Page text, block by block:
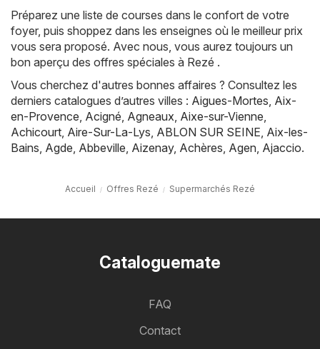
Préparez une liste de courses dans le confort de votre
foyer, puis shoppez dans les enseignes où le meilleur prix
vous sera proposé. Avec nous, vous aurez toujours un
bon aperçu des offres spéciales à Rezé .
Vous cherchez d'autres bonnes affaires ? Consultez les
derniers catalogues d’autres villes : Aigues-Mortes Aix-
en-Provence Acigné Agneaux Aixe-sur-Vienne
Achicourt Aire-Sur-La-Lys ABLON SUR SEINE Aix-les-
Bains Agde Abbeville Aizenay, Achères Agen Ajaccio.
Accueil Offres Rezé Supermarchés Rezé
Cataloguemate
FAQ
Contact